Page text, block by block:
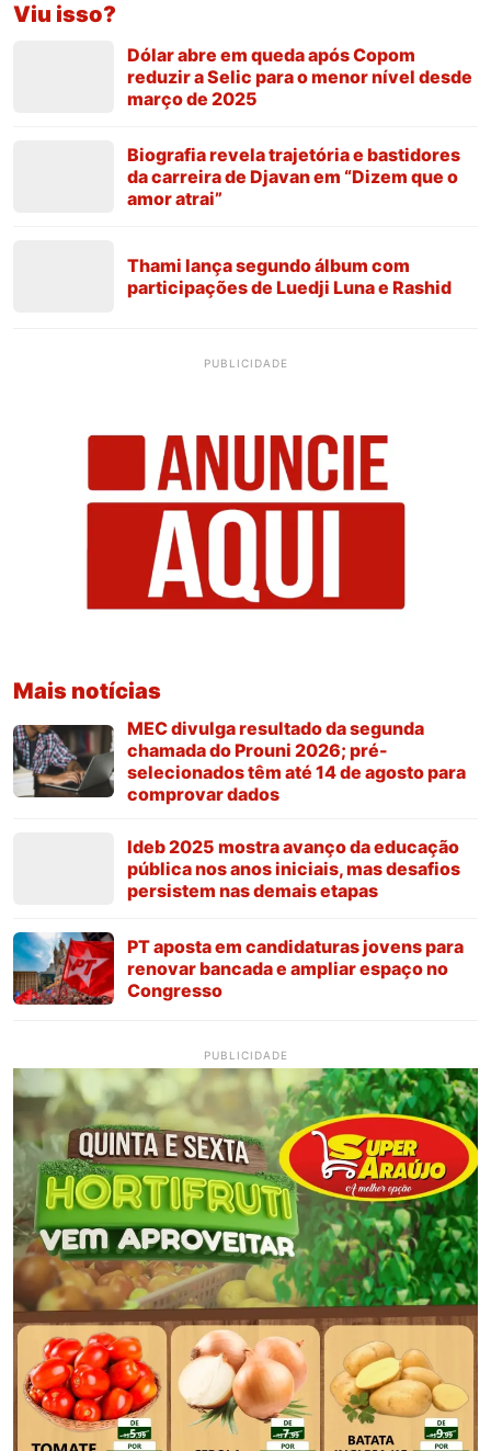
Viu isso?
Dólar abre em queda após Copom
reduzir a Selic para o menor nível desde
março de 2025
Biografia revela trajetória e bastidores
da carreira de Djavan em “Dizem que o
amor atrai”
Thami lança segundo álbum com
participações de Luedji Luna e Rashid
PUBLICIDADE
Mais notícias
MEC divulga resultado da segunda
chamada do Prouni 2026; pré-
selecionados têm até 14 de agosto para
comprovar dados
Ideb 2025 mostra avanço da educação
pública nos anos iniciais, mas desafios
persistem nas demais etapas
PT aposta em candidaturas jovens para
renovar bancada e ampliar espaço no
Congresso
PUBLICIDADE